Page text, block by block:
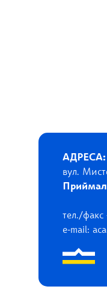
АДРЕСА:
вул.
тел./
e-mail: